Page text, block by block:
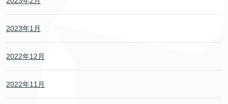
2023年1月
2022年12月
2022年11月